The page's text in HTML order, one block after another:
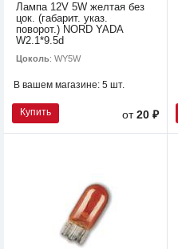
Лампа 12V 5W желтая без
цок. (габарит. указ.
поворот.) NORD YADA
W2.1*9.5d
Цоколь: WY5W
В вашем магазине: 5 шт.
Купить от20 ₽